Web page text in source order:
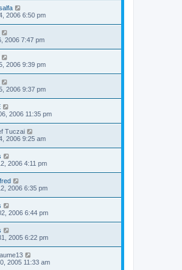
2006 6:50 pm
2006 7:47 pm
2006 9:39 pm
2006 9:37 pm
2006 11:35 pm
Tuczai
2006 9:25 am
2006 4:11 pm
2006 6:35 pm
2006 6:44 pm
2005 6:22 pm
2005 11:33 am